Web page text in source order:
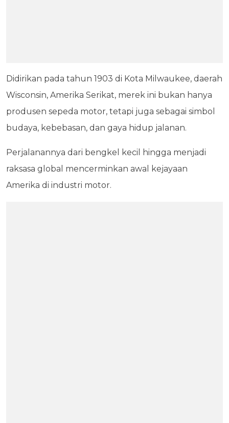
Didirikan pada tahun 1903 di Kota Milwaukee, daerah
Wisconsin, Amerika Serikat, merek ini bukan hanya
produsen sepeda motor, tetapi juga sebagai simbol
budaya, kebebasan, dan gaya hidup jalanan.
Perjalanannya dari bengkel kecil hingga menjadi
raksasa global mencerminkan awal kejayaan
Amerika di industri motor.